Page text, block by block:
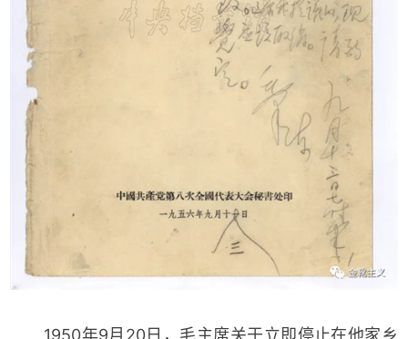
1950年9月20日，毛主席关于立即停止在他家乡